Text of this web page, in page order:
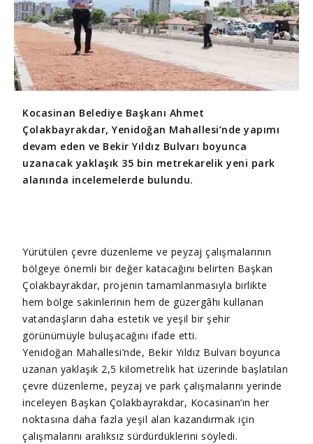
Kocasinan Belediye Başkanı Ahmet
Çolakbayrakdar, Yenidoğan Mahallesi’nde yapımı
devam eden ve Bekir Yıldız Bulvarı boyunca
uzanacak yaklaşık 35 bin metrekarelik yeni park
alanında incelemelerde bulundu.
Yürütülen çevre düzenleme ve peyzaj çalışmalarının
bölgeye önemli bir değer katacağını belirten Başkan
Çolakbayrakdar, projenin tamamlanmasıyla birlikte
hem bölge sakinlerinin hem de güzergâhı kullanan
vatandaşların daha estetik ve yeşil bir şehir
görünümüyle buluşacağını ifade etti.
Yenidoğan Mahallesi’nde, Bekir Yıldız Bulvarı boyunca
uzanan yaklaşık 2,5 kilometrelik hat üzerinde başlatılan
çevre düzenleme, peyzaj ve park çalışmalarını yerinde
inceleyen Başkan Çolakbayrakdar, Kocasinan’ın her
noktasına daha fazla yeşil alan kazandırmak için
çalışmalarını aralıksız sürdürdüklerini söyledi.